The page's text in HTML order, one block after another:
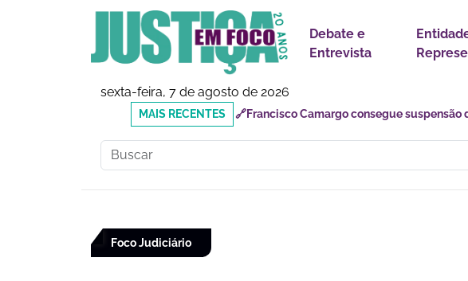
Debate e
Entrevista
sexta-feira, 7 de agosto de 2026
MAIS
RECENTES
🔗Reforma Tributária: os desafios de uma
responsabilidades
Foco Judiciário